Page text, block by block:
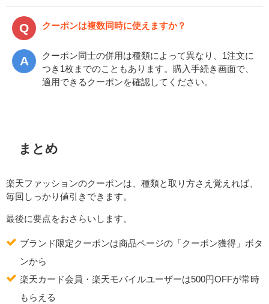
クーポンは複数同時に使えますか？
クーポン同士の併用は種類によって異なり、1注文に
つき1枚までのこともあります。購入手続き画面で、
適用できるクーポンを確認してください。
まとめ
楽天ファッションのクーポンは、種類と取り方さえ覚えれば、
毎回しっかり値引きできます。
最後に要点をおさらいします。
ブランド限定クーポンは商品ページの「クーポン獲得」ボタ
ンから
楽天カード会員・楽天モバイルユーザーは500円OFFが常時
もらえる